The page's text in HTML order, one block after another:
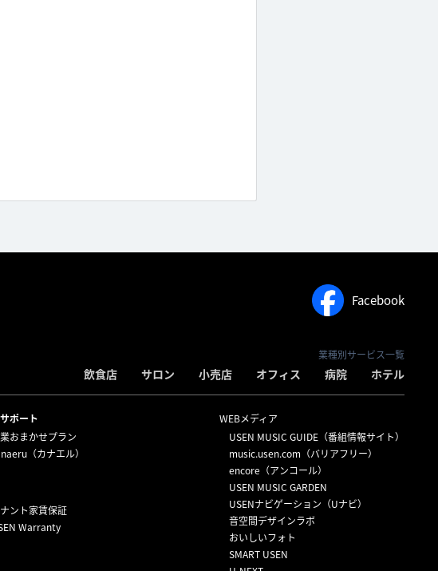
Facebook
業種別サービス一覧
飲食店 サロン 小売店 オフィス 病院 ホテル
ポート
おまかせプラン
（カナエル）
ント家賃保証
Warranty
WEBメディア
USEN MUSIC GUIDE（番組情報サイト）
music.usen.com（バリアフリー）
encore（アンコール）
USEN MUSIC GARDEN
USENナビゲーション（Uナビ）
音空間デザインラボ
おいしいフォト
SMART USEN